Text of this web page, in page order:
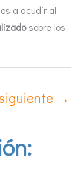
a acudir al
sobre los
→